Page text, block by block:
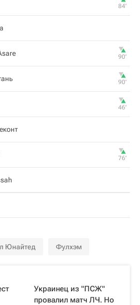
84‎’‎
90‎’‎
90‎’‎
46‎’‎
76‎’‎
Юнайтед Фулхэм
Украинец из "ПСЖ"
провалил матч ЛЧ. Но